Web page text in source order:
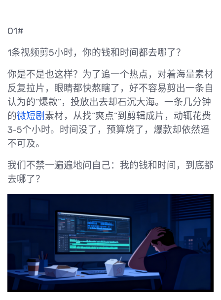
01#
1条视频剪5小时，你的钱和时间都去哪了？
你是不是也这样？为了追一个热点，对着海量素材
反复拉片，眼睛都快熬瞎了，好不容易剪出一条自
认为的“爆款”，投放出去却石沉大海。一条几分钟
的微短剧 素材，从找“爽点”到剪辑成片，动辄花费
3-5个小时。时间没了，预算烧了，爆款却依然遥
不可及。
我们不禁一遍遍地问自己：我的钱和时间，到底都
去哪了？